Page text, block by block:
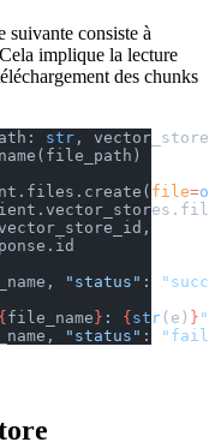
consiste à
implique la lecture
des chunks
str ,
file=
"status" :
{ file_name } : { str (e) } "
"status" :